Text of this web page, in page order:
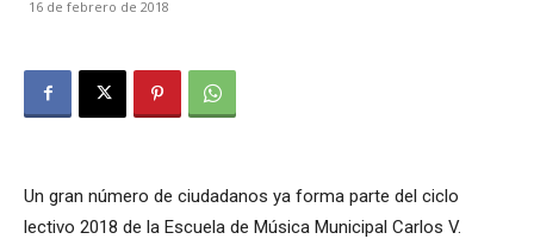
16 de febrero de 2018
Un gran número de ciudadanos ya forma parte del ciclo
lectivo 2018 de la Escuela de Música Municipal Carlos V.